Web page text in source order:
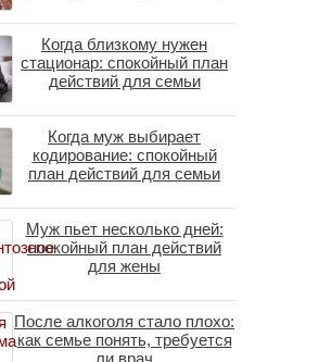
Когда близкому нужен
стационар: спокойный план
действий для семьи
Когда муж выбирает
кодирование: спокойный
план действий для семьи
Муж пьет несколько дней:
спокойный план действий
для жены
После алкоголя стало плохо:
как семье понять, требуется